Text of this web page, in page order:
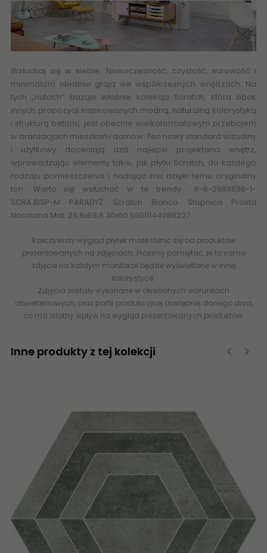
Wsłuchaj się w siebie. Nowoczesność, czystość, surowość i
minimalizm idealnie grają we współczesnych wnętrzach. Na
tych „nutach” bazuje właśnie kolekcja Scratch, która obok
innych propozycji inspirowanych modną, naturalną kolorystyką
i strukturą betonu, jest obecnie wielkoformatowym przebojem
w aranżacjach mieszkań i domów. Ten nowy standard wizualny
i użytkowy doceniają dziś najlepsi projektanci wnętrz,
wprowadzając elementy takie, jak płytki Scratch, do każdego
rodzaju pomieszczenia i nadając mu dzięki temu oryginalny
ton. Warto się wsłuchać w te trendy… R-R-298X598-1-
SCRA.BISP-M PARADYŻ Scratch Bianco Stopnica Prosta
Nacinana Mat. 29,8x59,8 30x60 5900144086227
Rzeczywisty wygląd płytek może różnić się od produktów
prezentowanych na zdjęciach. Prosimy pamiętać, że to samo
zdjęcie na każdym monitorze będzie wyświetlone w innej
kolorystyce.
Zdjęcia zostały wykonane w określonych warunkach
oświetleniowych, oraz partii produkcyjnej dostępnej danego dnia,
co ma istotny wpływ na wygląd prezentowanych produktów.
Inne produkty z tej kolekcji